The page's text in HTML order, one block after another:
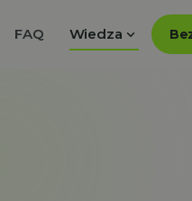
FAQ Wiedza expand_more